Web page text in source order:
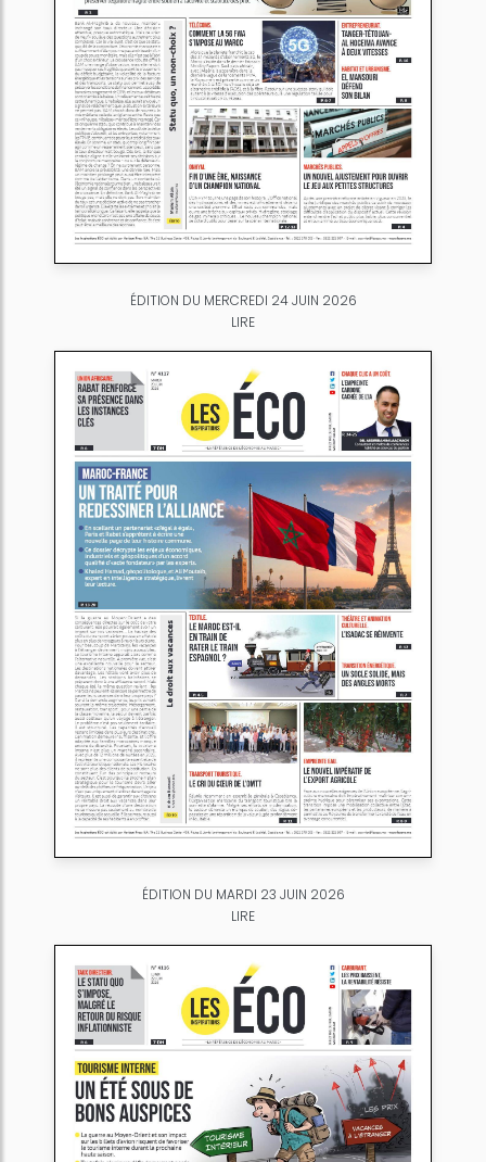
ÉDITION DU MERCREDI 24 JUIN 2026
LIRE
ÉDITION DU MARDI 23 JUIN 2026
LIRE